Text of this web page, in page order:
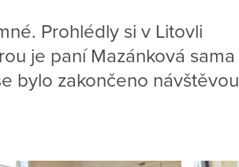
Prohlédly si v Litovli
je paní Mazánková sama
bylo zakončeno návštěvou